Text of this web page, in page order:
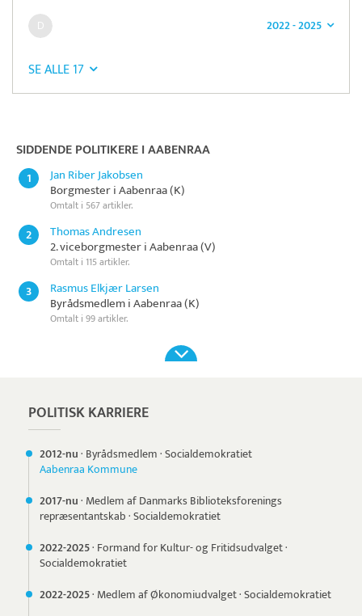
2022 - 2025
SE ALLE 17
SIDDENDE POLITIKERE I AABENRAA
1 Jan Riber Jakobsen
Borgmester i Aabenraa (K)
Omtalt i 567 artikler.
2 Thomas Andresen
2. viceborgmester i Aabenraa (V)
Omtalt i 115 artikler.
3 Rasmus Elkjær Larsen
Byrådsmedlem i Aabenraa (K)
Omtalt i 99 artikler.
POLITISK KARRIERE
2012-nu· Byrådsmedlem·Socialdemokratiet
Aabenraa Kommune
2017-nu· Medlem af Danmarks Biblioteksforenings
repræsentantskab·Socialdemokratiet
2022-2025· Formand for Kultur- og Fritidsudvalget·
Socialdemokratiet
2022-2025· Medlem af Økonomiudvalget·Socialdemokratiet